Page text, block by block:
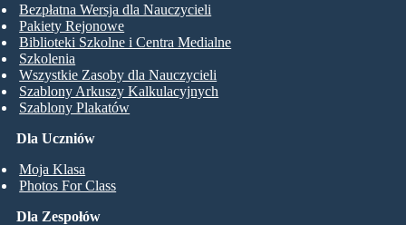
Dla Uczniów
Moja Klasa
Photos For Class
Bezpłatna Wersja dla Nauczycieli
Pakiety Rejonowe
Biblioteki Szkolne i Centra Medialne
Szkolenia
Wszystkie Zasoby dla Nauczycieli
Szablony Arkuszy Kalkulacyjnych
Szablony Plakatów
Dla Zespołów